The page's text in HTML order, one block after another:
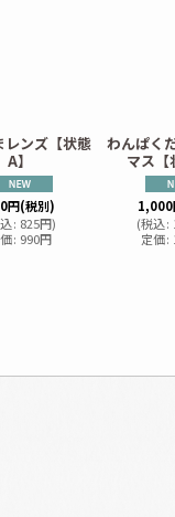
レンズ【状態
A】
円(税別)
: 825円)
: 990円
わんぱく
マス【
1,000
(税込:
定価: